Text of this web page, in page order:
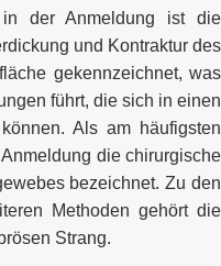
der Anmeldung ist die
und Kontraktur des
gekennzeichnet, was
führt, die sich in einen
Als am häufigsten
die chirurgische
bezeichnet. Zu den
Methoden gehört die
Strang.